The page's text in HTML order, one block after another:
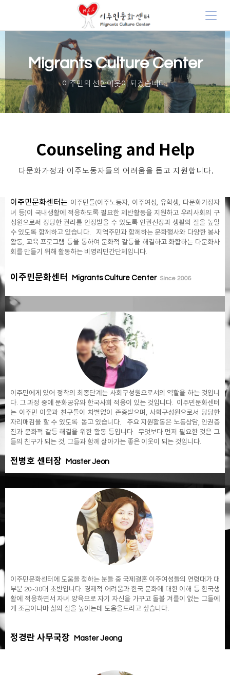
Migrants Culture Center
이주민의 선한이웃이 되겠습니다.
Counseling and Help
다문화가정과 이주노동자들의 어려움을 돕고 지원합니다.
이주민문화센터는 이주민들(이주노동자, 이주여성, 유학생, 다문화가정자
녀 등)이 국내생활에 적응하도록 필요한 제반활동을 지원하고 우리사회의 구
성원으로써 정당한 권리를 인정받을 수 있도록 인권신장과 생활의 질을 높일
수 있도록 함께하고 있습니다. 지역주민과 함께하는 문화행사와 다양한 봉사
활동, 교육 프로그램 등을 통하여 문화적 갈등을 해결하고 화합하는 다문화사
회를 만들기 위해 활동하는 비영리민간단체입니다.
이주민문화센터 Migrants Culture Center Since 2006
이주민에게 있어 정착의 최종단계는 사회구성원으로서의 역할을 하는 것입니
다. 그 과정 중에 문화공유와 한국사회 적응이 있는 것입니다. 이주민문화센터
는 이주민 이웃과 친구들이 차별없이 존중받으며, 사회구성원으로서 당당한
자리매김을 할 수 있도록 돕고 있습니다. 주요 지원활동은 노동상담, 인권증
진과 문화적 갈등 해결을 위한 활동 등입니다. 무엇보다 먼저 필요한 것은 그
들의 친구가 되는 것, 그들과 함께 살아가는 좋은 이웃이 되는 것입니다.
전병호 센터장 Master Jeon
이주민문화센터에 도움을 청하는 분들 중 국제결혼 이주여성들의 연령대가 대
부분 20~30대 초반입니다. 경제적 어려움과 한국 문화에 대한 이해 등 한국생
활에 적응하면서 자녀 양육으로 자기 자신을 가꾸고 돌볼 겨를이 없는 그들에
게 조금이나마 삶의 질을 높이는데 도움을드리고 싶습니다.
정경란 사무국장 Master Jeong